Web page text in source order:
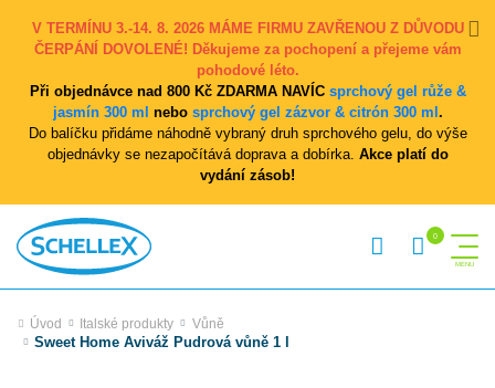
V TERMÍNU 3.-14. 8. 2026 MÁME FIRMU ZAVŘENOU Z DŮVODU
ČERPÁNÍ DOVOLENÉ! Děkujeme za pochopení a přejeme vám
pohodové léto.
Při objednávce nad 800 Kč ZDARMA NAVÍC sprchový gel růže &
jasmín 300 ml nebo sprchový gel zázvor & citrón 300 ml .
Do balíčku přidáme náhodně vybraný druh sprchového gelu, do výše
objednávky se nezapočítává doprava a dobírka. Akce platí do
vydání zásob!
Úvod Italské produkty Vůně
Sweet Home Aviváž Pudrová vůně 1 l